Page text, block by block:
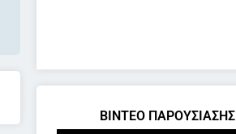
ΒΙΝΤΕΟ ΠΑΡΟΥΣΙΑΣΗΣ